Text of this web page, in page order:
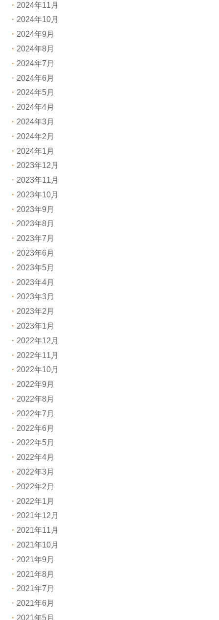
2024年11月
2024年10月
2024年9月
2024年8月
2024年7月
2024年6月
2024年5月
2024年4月
2024年3月
2024年2月
2024年1月
2023年12月
2023年11月
2023年10月
2023年9月
2023年8月
2023年7月
2023年6月
2023年5月
2023年4月
2023年3月
2023年2月
2023年1月
2022年12月
2022年11月
2022年10月
2022年9月
2022年8月
2022年7月
2022年6月
2022年5月
2022年4月
2022年3月
2022年2月
2022年1月
2021年12月
2021年11月
2021年10月
2021年9月
2021年8月
2021年7月
2021年6月
2021年5月